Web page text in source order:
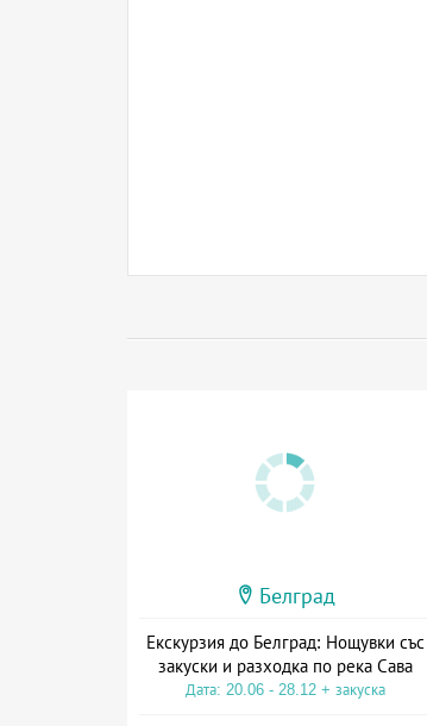
Белград
Екскурзия до Белград: Нощувки със
закуски и разходка по река Сава
Дата: 20.06 - 28.12 + закуска